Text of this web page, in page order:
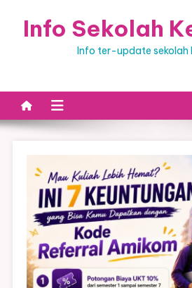
Info Sekolah
Info ter-update sekolah